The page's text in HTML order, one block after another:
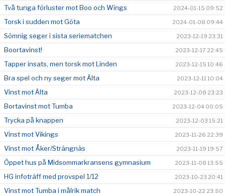
Två tunga förluster mot Boo och Wings 2024-01-15 09:52
Torsk i sudden mot Göta 2024-01-08 09:44
Sömnig seger i sista seriematchen 2023-12-19 23:31
Boortavinst! 2023-12-17 22:45
Tapper insats, men torsk mot Linden 2023-12-15 10:46
Bra spel och ny seger mot Älta 2023-12-11 10:04
Vinst mot Älta 2023-12-08 23:23
Bortavinst mot Tumba 2023-12-04 00:05
Trycka på knappen 2023-12-03 15:21
Vinst mot Vikings 2023-11-26 22:39
Vinst mot Åker/Strängnäs 2023-11-19 19:57
Öppet hus på Midsommarkransens gymnasium 2023-11-08 13:55
HG infoträff med provspel 1/12 2023-10-23 20:41
Vinst mot Tumba i målrik match 2023-10-22 23:50